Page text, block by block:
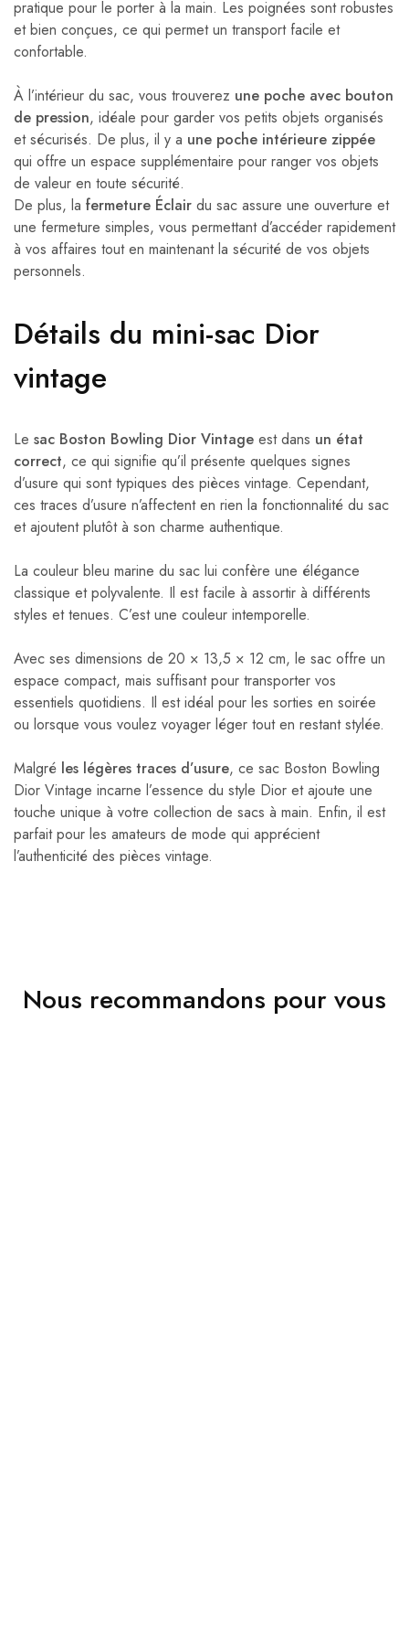
pratique pour le porter à la main. Les poignées sont robustes
et bien conçues, ce qui permet un transport facile et
confortable.
À l’intérieur du sac, vous trouverez une poche avec bouton
de pression, idéale pour garder vos petits objets organisés
et sécurisés. De plus, il y a une poche intérieure zippée
qui offre un espace supplémentaire pour ranger vos objets
de valeur en toute sécurité.
De plus, la fermeture Éclair du sac assure une ouverture et
une fermeture simples, vous permettant d’accéder rapidement
à vos affaires tout en maintenant la sécurité de vos objets
personnels.
Détails du mini-sac Dior
vintage
Le sac Boston Bowling Dior Vintage est dans un état
correct, ce qui signifie qu’il présente quelques signes
d’usure qui sont typiques des pièces vintage. Cependant,
ces traces d’usure n’affectent en rien la fonctionnalité du sac
et ajoutent plutôt à son charme authentique.
La couleur bleu marine du sac lui confère une élégance
classique et polyvalente. Il est facile à assortir à différents
styles et tenues. C’est une couleur intemporelle.
Avec ses dimensions de 20 × 13,5 × 12 cm, le sac offre un
espace compact, mais suffisant pour transporter vos
essentiels quotidiens. Il est idéal pour les sorties en soirée
ou lorsque vous voulez voyager léger tout en restant stylée.
Malgré les légères traces d’usure, ce sac Boston Bowling
Dior Vintage incarne l’essence du style Dior et ajoute une
touche unique à votre collection de sacs à main. Enfin, il est
parfait pour les amateurs de mode qui apprécient
l’authenticité des pièces vintage.
Nous recommandons pour vous